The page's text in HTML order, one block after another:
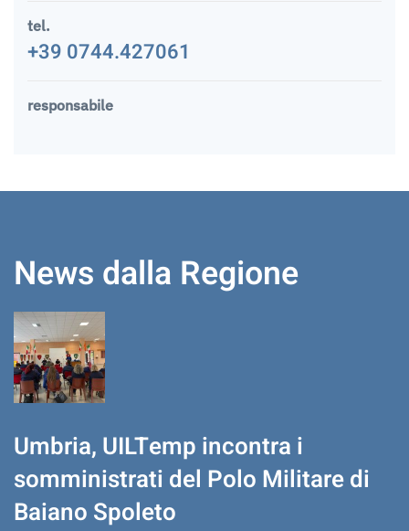
tel.
+39 0744.427061
responsabile
News dalla Regione
Umbria, UILTemp incontra i
somministrati del Polo Militare di
Baiano Spoleto